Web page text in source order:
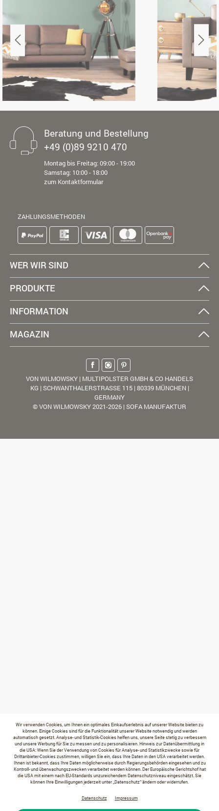
Beratung und Bestellung
+49 (0)89 9210 470
Montag bis Freitag: 09:00 - 19:00
Samstag: 10:00 - 18:00
zum Kontaktformular
ZAHLUNGSMETHODEN
WER WIR SIND
PRODUKTE
INFORMATION
MAGAZIN
VON WILMOWSKY | MULTIPOLSTER GMBH & CO HANDELS
KG | SCHWANTHALERSTRASSE 115 | 80339 MÜNCHEN |
GERMANY
© VON WILMOWSKY 2021-2026 | SOFA MANUFAKTUR
Wir verwenden Cookies, um Ihnen ein optimales Einkaufserlebnis auf unserer Website bieten zu
können. Einige Cookies sind für die Funktionalität unserer Website notwendig und werden
automatisch gesetzt. Analyse- und Statistik-Cookies helfen uns, unsere Seite stetig zu verbessern
und unsere Werbung für Sie zu messen und zu personalisieren. Hinweis zur Datenübermittlung in
die USA: Wenn Sie der Verwendung von Cookies für Analyse- und Statistikzwecke sowie für
Drittanbieter-Cookies zustimmen, willigen Sie ein, dass Ihre Daten in den USA verarbeitet werden.
Ihnen ist bekannt, dass Ihre Daten möglicherweise durch Regierungsbehörden eingesehen und zu
Kontroll- und überwachungszwecken verarbeitet werden können. Der Europäische Gerichtshof hat
die USA mit einem nach EU-Standards unzureichendem Datenschutzniveau eingeschätzt. Sie
können Ihre Einwilligungen jederzeit unter „Datenschutz“ ändern oder widerrufen.
Datenschutz Impressum